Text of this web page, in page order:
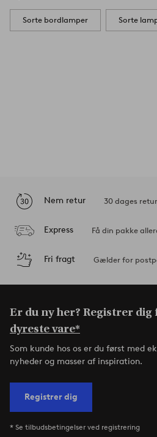
Sorte bordlamper Sorte
Nem retur 30 dages
Express Få din pakke
Fri fragt Gælder for
Er du ny her? Registrer dig
dyreste vare*
Som kunde hos os er du først med
nyheder og masser af inspiration.
Registrer dig
* Se tilbudsbetingelser ved registrering